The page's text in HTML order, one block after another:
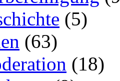
(5)
(63)
(18)